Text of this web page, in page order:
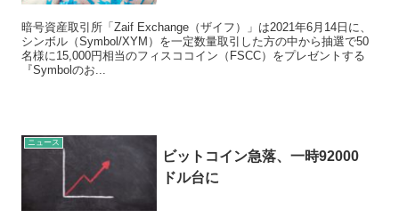
暗号資産取引所「Zaif Exchange（ザイフ）」は2021年6月14日に、
シンボル（Symbol/XYM）を一定数量取引した方の中から抽選で50
名様に15,000円相当のフィスココイン（FSCC）をプレゼントする
『Symbolのお...
ニュース
ビットコイン急落、一時92000
ドル台に